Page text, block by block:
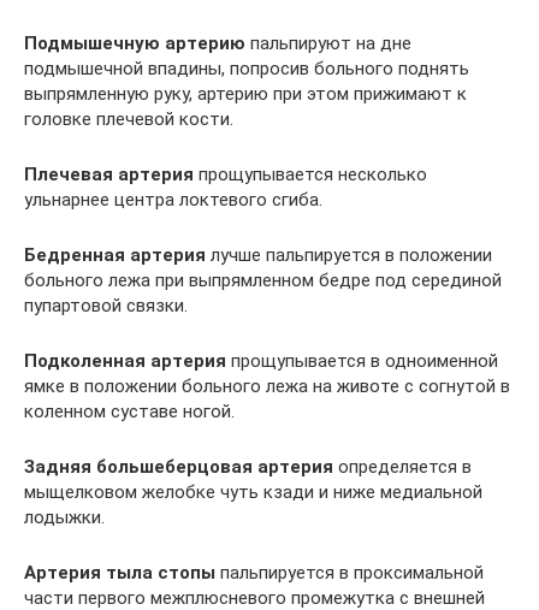
Подмышечную артерию пальпируют на дне
подмышечной впадины, попросив больного поднять
выпрямленную руку, артерию при этом прижимают к
головке плечевой кости.
Плечевая артерия прощупывается несколько
ульнарнее центра локтевого сгиба.
Бедренная артерия лучше пальпируется в положении
больного лежа при выпрямленном бедре под серединой
пупартовой связки.
Подколенная артерия прощупывается в одноименной
ямке в положении больного лежа на животе с согнутой в
коленном суставе ногой.
Задняя большеберцовая артерия определяется в
мыщелковом желобке чуть кзади и ниже медиальной
лодыжки.
Артерия тыла стопы пальпируется в проксимальной
части первого межплюсневого промежутка с внешней